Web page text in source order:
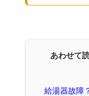
あわせて
給湯器故障